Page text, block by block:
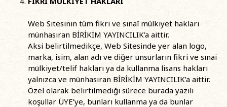
Web Sitesinin tüm fikri ve sınaî mülkiyet hakları
münhasıran BİRİKİM YAYINCILIK’a aittir.
Aksi belirtilmedikçe, Web Sitesinde yer alan logo,
marka, isim, alan adı ve diğer unsurların fikri ve sınai
mülkiyet/telif hakları ya da kullanma lisans hakları
yalnızca ve münhasıran BİRİKİM YAYINCILIK’a aittir.
Özel olarak belirtilmediği sürece burada yazılı
koşullar ÜYE’ye, bunları kullanma ya da bunlar